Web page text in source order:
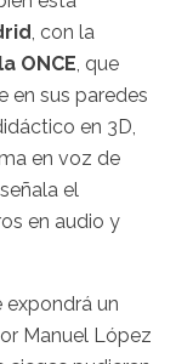
, con la
ONCE , que
en sus paredes
en 3D,
en voz de
el
en audio y
expondrá un
Manuel López